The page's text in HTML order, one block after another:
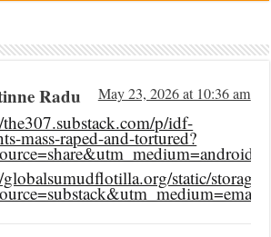
Radu May 23, 2026 at 10:36 am
p/idf-
mass-raped-and-tortured?
static/